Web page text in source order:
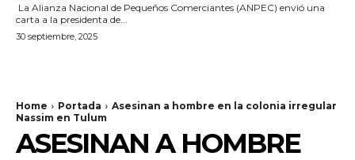
La Alianza Nacional de Pequeños Comerciantes (ANPEC) envió una
carta a la presidenta de...
30 septiembre, 2025